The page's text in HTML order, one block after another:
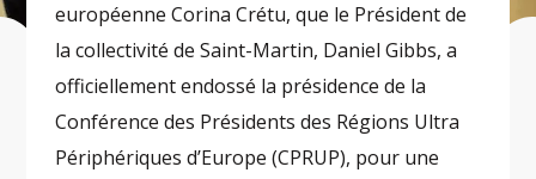
européenne Corina Crétu, que le Président de
la collectivité de Saint-Martin, Daniel Gibbs, a
officiellement endossé la présidence de la
Conférence des Présidents des Régions Ultra
Périphériques d’Europe (CPRUP), pour une